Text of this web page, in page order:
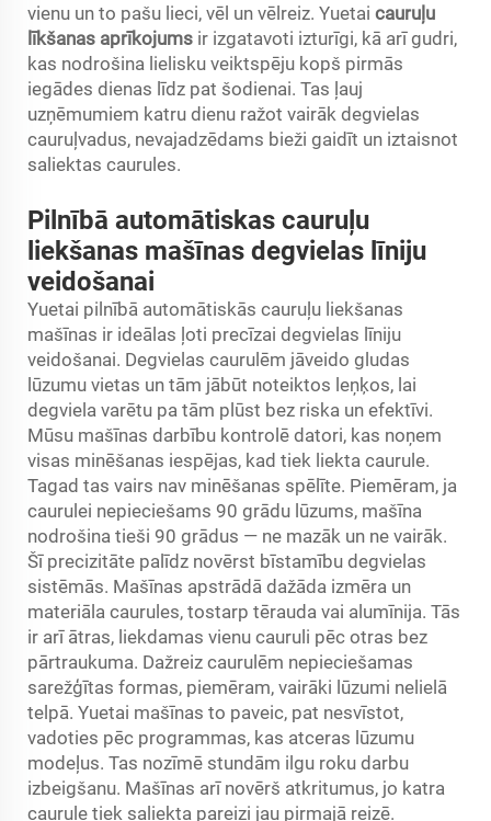
vienu un to pašu lieci, vēl un vēlreiz. Yuetai cauruļu
līkšanas aprīkojums ir izgatavoti izturīgi, kā arī gudri,
kas nodrošina lielisku veiktspēju kopš pirmās
iegādes dienas līdz pat šodienai. Tas ļauj
uzņēmumiem katru dienu ražot vairāk degvielas
cauruļvadus, nevajadzēdams bieži gaidīt un iztaisnot
saliektas caurules.
Pilnībā automātiskas cauruļu
liekšanas mašīnas degvielas līniju
veidošanai
Yuetai pilnībā automātiskās cauruļu liekšanas
mašīnas ir ideālas ļoti precīzai degvielas līniju
veidošanai. Degvielas caurulēm jāveido gludas
lūzumu vietas un tām jābūt noteiktos leņķos, lai
degviela varētu pa tām plūst bez riska un efektīvi.
Mūsu mašīnas darbību kontrolē datori, kas noņem
visas minēšanas iespējas, kad tiek liekta caurule.
Tagad tas vairs nav minēšanas spēlīte. Piemēram, ja
caurulei nepieciešams 90 grādu lūzums, mašīna
nodrošina tieši 90 grādus — ne mazāk un ne vairāk.
Šī precizitāte palīdz novērst bīstamību degvielas
sistēmās. Mašīnas apstrādā dažāda izmēra un
materiāla caurules, tostarp tērauda vai alumīnija. Tās
ir arī ātras, liekdamas vienu cauruli pēc otras bez
pārtraukuma. Dažreiz caurulēm nepieciešamas
sarežģītas formas, piemēram, vairāki lūzumi nelielā
telpā. Yuetai mašīnas to paveic, pat nesvīstot,
vadoties pēc programmas, kas atceras lūzumu
modeļus. Tas nozīmē stundām ilgu roku darbu
izbeigšanu. Mašīnas arī novērš atkritumus, jo katra
caurule tiek saliekta pareizi jau pirmajā reizē.